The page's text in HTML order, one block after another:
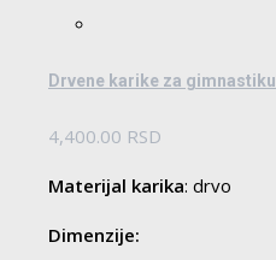
Drvene karike za gimnastiku
4,400.00 RSD
Materijal karika: drvo
Dimenzije: